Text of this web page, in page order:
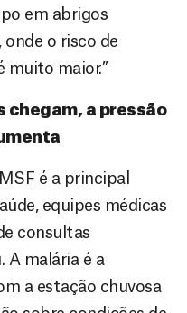
em abrigos
o risco de
muito maior.”
chegam, a pressão
é a principal
equipes médicas
consultas
A malária é a
a estação chuvosa